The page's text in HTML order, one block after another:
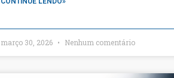
março 30, 2026 Nenhum comentário